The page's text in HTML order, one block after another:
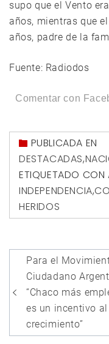
supo que el Vento
años, mientras que
años, padre de la
Fuente: Radiodos
Comentar con
PUBLICADA EN
DESTACADAS,
ETIQUETADO CON
INDEPENDENCIA,
HERIDOS
de
entradas
Para el
Ciudadano
“Chaco más
es un incentivo al
crecimiento”